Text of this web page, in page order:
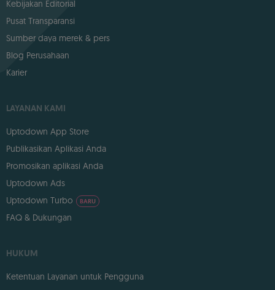
Kebijakan Editorial
Pusat Transparansi
Sumber daya merek & pers
Blog Perusahaan
Karier
LAYANAN KAMI
Uptodown App Store
Publikasikan Aplikasi Anda
Promosikan aplikasi Anda
Uptodown Ads
Uptodown Turbo
BARU
FAQ & Dukungan
HUKUM
Ketentuan Layanan untuk Pengguna